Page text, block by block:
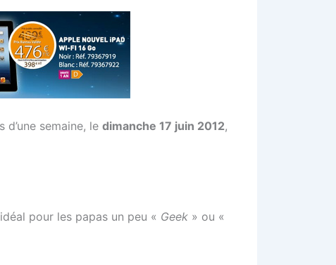
semaine, le dimanche 17 juin 2012,
pour les papas un peu « Geek » ou «